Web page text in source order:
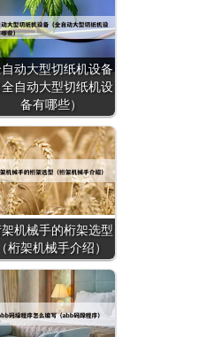
动大型切纸机设备
全自动大型切纸机设
备有哪些）
机械手的桁架选型
（桁架机械手介绍）